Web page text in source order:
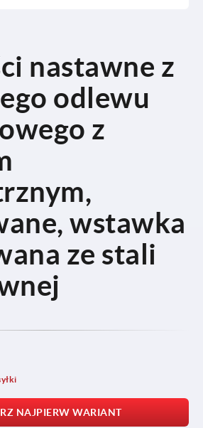
nastawne z
odlewu
z
wstawka
ze stali
NAJPIERW WARIANT